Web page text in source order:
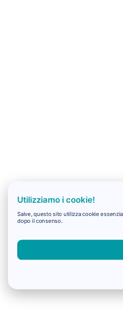
Utilizziamo i cookie!
Salve, questo sito utilizza cookie
dopo il consenso.